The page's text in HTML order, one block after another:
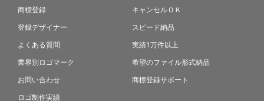
商標登録
登録デザイナー
よくある質問
業界別ロゴマーク
お問い合わせ
ロゴ制作実績
キャンセルＯＫ
スピード納品
実績1万件以上
希望のファイル形式納品
商標登録サポート